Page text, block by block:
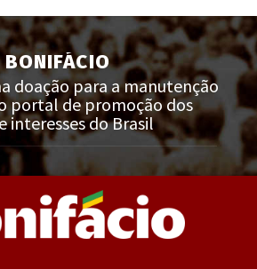
doação para a manutenção
portal de promoção dos
interesses do Brasil